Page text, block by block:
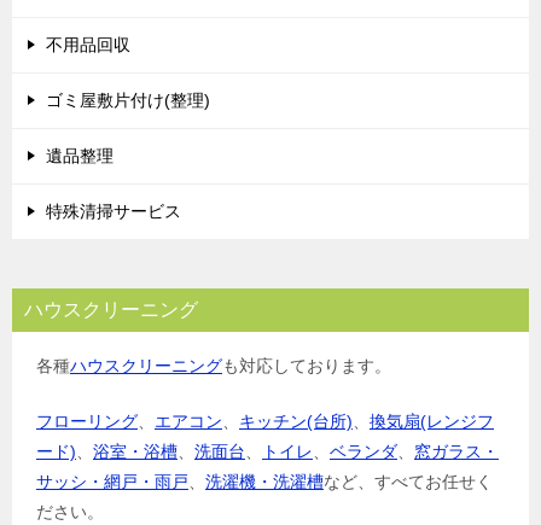
不用品回収
ゴミ屋敷片付け(整理)
遺品整理
特殊清掃サービス
ハウスクリーニング
各種ハウスクリーニングも対応しております。
フローリング エアコン キッチン(台所)
換気扇(レンジフ
ード)
浴室・浴槽 洗面台 トイレ ベランダ
窓ガラス・
サッシ・網戸・雨戸
洗濯機・洗濯槽など、すべてお任せく
ださい。